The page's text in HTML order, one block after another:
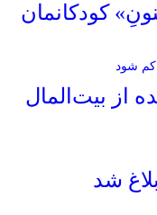
کودکانمان
از بیت‌المال
شد